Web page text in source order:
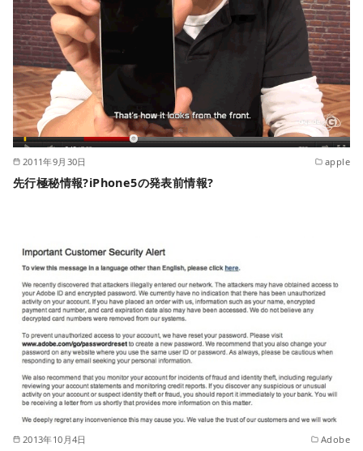
2011年9月30日 apple
先行極秘情報?iPhone5の発表前情報?
2013年10月4日 Adobe